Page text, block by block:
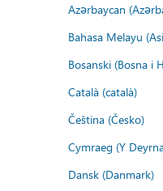
Azərbaycan
Bahasa Melayu
Bosanski (Bosna i
Català (català)
Čeština (Česko)
Cymraeg (Y
Dansk (Danmark)